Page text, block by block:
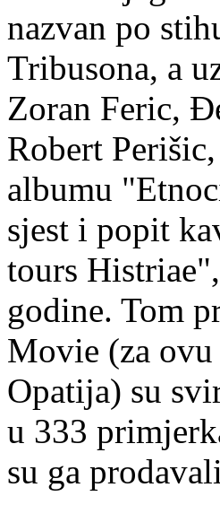
nazvan po
Tribusona, a
Zoran Feric,
Robert
albumu
sjest i popit
tours
godine. Tom
Movie (za
Opatija) su
u 333
su ga